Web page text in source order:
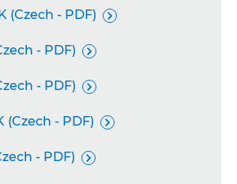
(Czech - PDF) 
- PDF) 
- PDF) 
(Czech - PDF) 
- PDF) 